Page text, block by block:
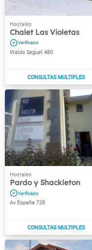
Chalet Las Violetas
Waldo Seguel 480
Pardo y Shackleton
Av España 728